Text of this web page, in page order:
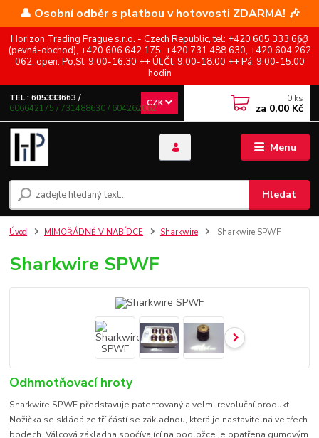
👤 Osobní odběr s platbou v hotovosti ZDARMA! 🎶
Horizon Trading Prague s.r.o. - Czech Republic, tel: +420 605 333 663
(pevná-obchod), +420 606 642 175, +420 731 488 630, +420 604 262
062, open: Po,St: 9.00-16.30 ++ Út,Čt: 9.00-18.00 ++ Pá: 9.00-15.00
hodin
Menu
CZK
Hledat
TEL.: 605333663 /
606642175 / 731488630 / 604262062
0 ks
za 0,00 Kč
Úvod MIMOŘÁDNĚ V NABÍDCE Sharkwire Sharkwire SPWF
Sharkwire SPWF
Odhmotňovací hroty
Sharkwire SPWF představuje patentovaný a velmi revoluční produkt.
Nožička se skládá ze tří částí se základnou, která je nastavitelná ve třech
bodech. Válcová základna spočívající na podložce je opatřena gumovým